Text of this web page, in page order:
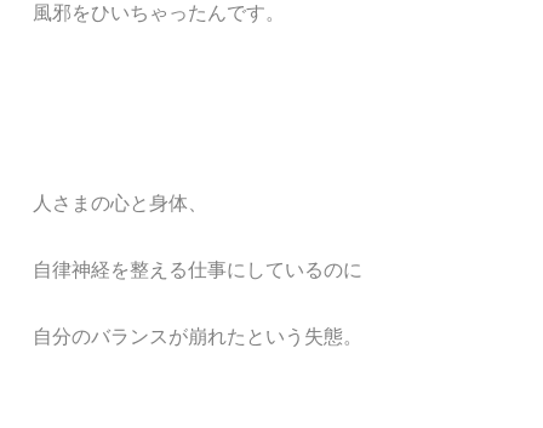
風邪をひいちゃ ったんです。
人さまの心と身体、
自律神経を整える仕事にしているのに
自分のバランスが崩れたという失態。